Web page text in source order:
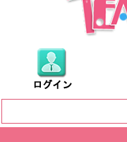
ログイン